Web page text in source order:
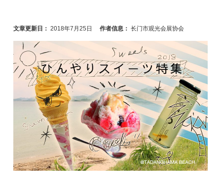
文章更新日： 2018年7月25日 作者信息： 长门市观光会展协会